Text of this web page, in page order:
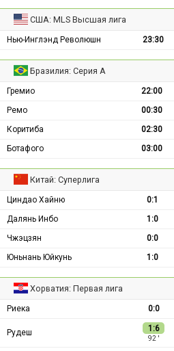
США: MLS Высшая лига
Нью-Инглэнд Революшн 23:30
Бразилия: Серия А
Гремио 22:00
Ремо
00:30
Коритиба
02:30
Ботафого
03:00
Китай: Суперлига
Циндао Хайню 0:1
Далянь Инбо
1:0
Чжэцзян
0:0
Юньнань Юйкунь
1:0
Хорватия: Первая лига
Риека 0:0
Рудеш 1:6
92 ′